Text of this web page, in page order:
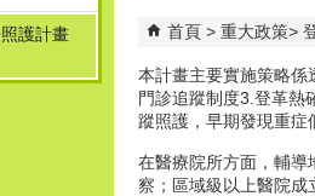
護計畫
首頁 重大政策
本計畫主要實施策略係
門診追蹤制度3.登革熱
蹤照護，早期發現重症
在醫療院所方面，輔導
察；區域級以上醫院成